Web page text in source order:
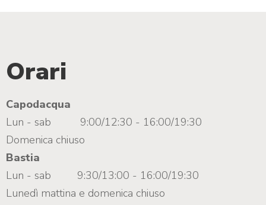
o
Orari
Capodacqua
Lun - sab
9:00/12:30 - 16:00/19:30
Domenica chiuso
Bastia
Lun - sab
9:30/13:00 - 16:00/19:30
Lunedì mattina e domenica chiuso